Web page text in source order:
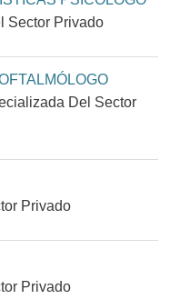
Sector Privado
Del Sector
Privado
Privado